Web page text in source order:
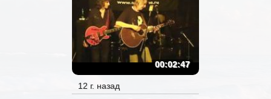
00:02:47
12 г. назад